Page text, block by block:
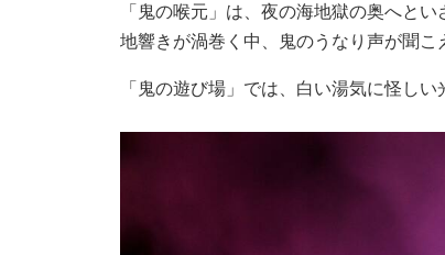
「鬼の喉元」は、夜の海地獄の奥へと
地響きが渦巻く中、鬼のうなり声が聞こ
「鬼の遊び場」では、白い湯気に怪し